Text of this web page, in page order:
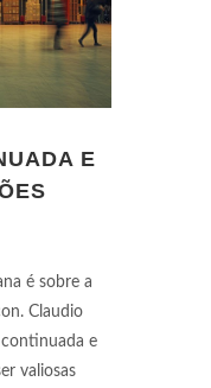
E
é sobre a
Claudio
e
valiosas